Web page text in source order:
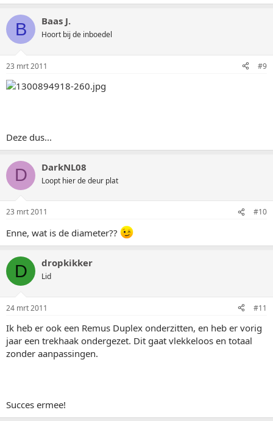
B Baas J.
Hoort bij de inboedel
23 mrt 2011 #9
Deze dus...
D DarkNL08
Loopt hier de deur plat
23 mrt 2011 #10
Enne, wat is de diameter??
D dropkikker
Lid
24 mrt 2011 #11
Ik heb er ook een Remus Duplex onderzitten, en heb er vorig
jaar een trekhaak ondergezet. Dit gaat vlekkeloos en totaal
zonder aanpassingen.
Succes ermee!